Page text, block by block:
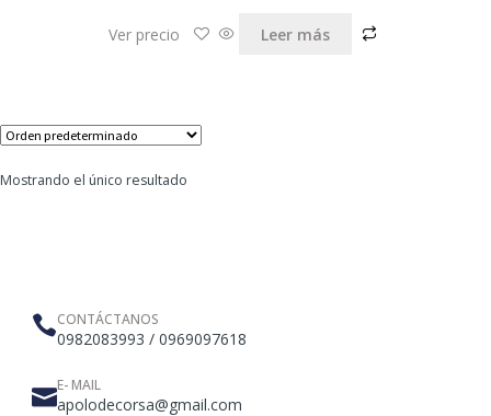
Ver precio Leer más
Mostrando el único resultado
CONTÁCTANOS
0982083993 / 0969097618
E- MAIL
apolodecorsa@gmail.com